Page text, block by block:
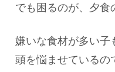
でも困るのが、夕食
嫌いな食材が多い子
頭を悩ませているの